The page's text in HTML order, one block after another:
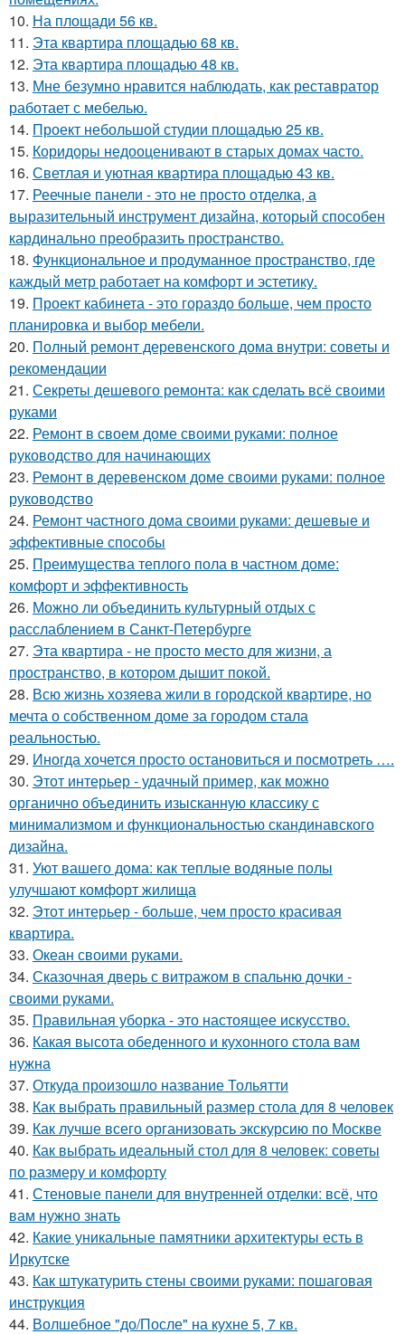
10. На площади 56 кв.
11. Эта квартира площадью 68 кв.
12. Эта квартира площадью 48 кв.
13. Мне безумно нравится наблюдать, как реставратор
работает с мебелью.
14. Проект небольшой студии площадью 25 кв.
15. Коридоры недооценивают в старых домах часто.
16. Светлая и уютная квартира площадью 43 кв.
17. Реечные панели - это не просто отделка, а
выразительный инструмент дизайна, который способен
кардинально преобразить пространство.
18. Функциональное и продуманное пространство, где
каждый метр работает на комфорт и эстетику.
19. Проект кабинета - это гораздо больше, чем просто
планировка и выбор мебели.
20. Полный ремонт деревенского дома внутри: советы и
рекомендации
21. Секреты дешевого ремонта: как сделать всё своими
руками
22. Ремонт в своем доме своими руками: полное
руководство для начинающих
23. Ремонт в деревенском доме своими руками: полное
руководство
24. Ремонт частного дома своими руками: дешевые и
эффективные способы
25. Преимущества теплого пола в частном доме:
комфорт и эффективность
26. Можно ли объединить культурный отдых с
расслаблением в Санкт-Петербурге
27. Эта квартира - не просто место для жизни, а
пространство, в котором дышит покой.
28. Всю жизнь хозяева жили в городской квартире, но
мечта о собственном доме за городом стала
реальностью.
29. Иногда хочется просто остановиться и посмотреть ….
30. Этот интерьер - удачный пример, как можно
органично объединить изысканную классику с
минимализмом и функциональностью скандинавского
дизайна.
31. Уют вашего дома: как теплые водяные полы
улучшают комфорт жилища
32. Этот интерьер - больше, чем просто красивая
квартира.
33. Океан своими руками.
34. Сказочная дверь с витражом в спальню дочки -
своими руками.
35. Правильная уборка - это настоящее искусство.
36. Какая высота обеденного и кухонного стола вам
нужна
37. Откуда произошло название Тольятти
38. Как выбрать правильный размер стола для 8 человек
39. Как лучше всего организовать экскурсию по Москве
40. Как выбрать идеальный стол для 8 человек: советы
по размеру и комфорту
41. Стеновые панели для внутренней отделки: всё, что
вам нужно знать
42. Какие уникальные памятники архитектуры есть в
Иркутске
43. Как штукатурить стены своими руками: пошаговая
инструкция
44. Волшебное "до/После" на кухне 5, 7 кв.